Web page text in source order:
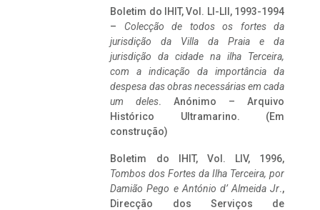
Boletim do IHIT, Vol. LI-LII, 1993-1994
– Colecção de todos os fortes da
jurisdição da Villa da Praia e da
jurisdição da cidade na ilha Terceira,
com a indicação da importância da
despesa das obras necessárias em cada
um deles. Anónimo – Arquivo
Histórico Ultramarino. (Em
construção)
Boletim do IHIT, Vol. LIV, 1996,
Tombos dos Fortes da Ilha Terceira, por
Damião Pego e António d’ Almeida Jr.,
Direcção dos Serviços de